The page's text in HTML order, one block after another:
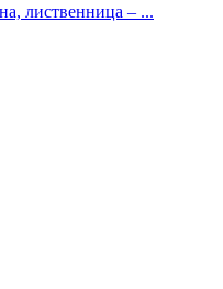
лиственница – ...